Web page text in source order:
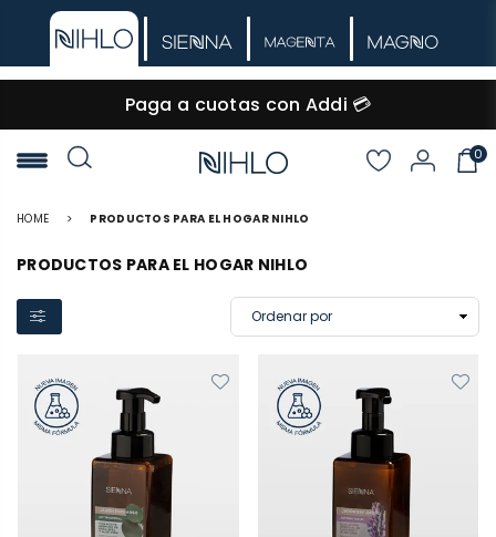
🚚 Envío GRATIS desde $60.000
NIHLO
0
HOME > PRODUCTOS PARA EL HOGAR NIHLO
PRODUCTOS PARA EL HOGAR NIHLO